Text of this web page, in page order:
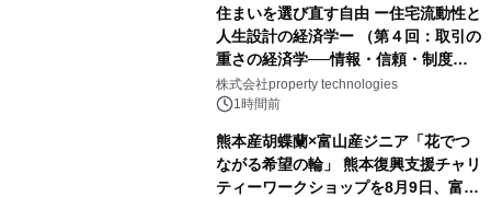
住まいを選び直す自由 ー住宅流動性と
人生設計の経済学ー （第４回：取引の
重さの経済学──情報・信頼・制度を
PropTechはどう組み替えるか）｜
PropTech-Lab
株式会社property technologies
1時間前
熊本産胡蝶蘭×富山産ジニア「花でつ
ながる希望の輪」 熊本復興支援チャリ
ティーワークショップを8月9日、富